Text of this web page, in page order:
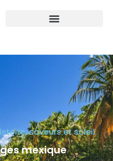
saveurs et soleil.
mexique